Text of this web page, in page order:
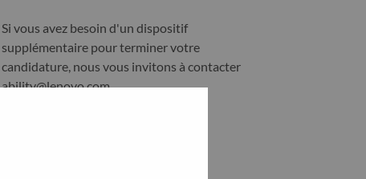
Si vous avez besoin d'un dispositif
supplémentaire pour terminer votre
candidature, nous vous invitons à contacter
ability@lenovo.com